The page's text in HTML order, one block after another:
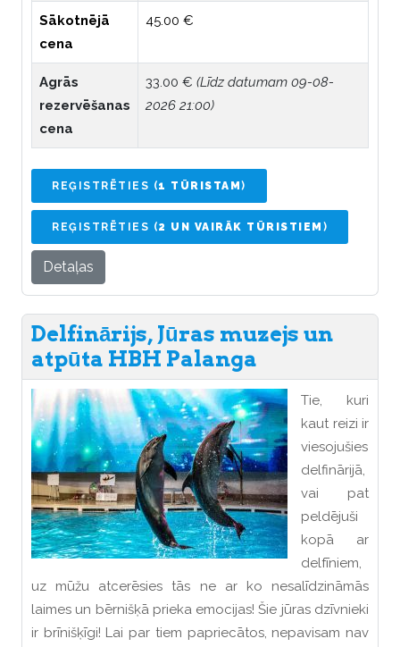
Sākotnējā
cena
45.00 €
Agrās
rezervēšanas
cena
33.00 € (Līdz datumam 09-08-
2026 21:00)
REĢISTRĒTIES (1 TŪRISTAM )
REĢISTRĒTIES (2 UN VAIRĀK TŪRISTIEM )
Detaļas
Delfinārijs, Jūras muzejs un
atpūta HBH Palanga
Tie, kuri
kaut reizi ir
viesojušies
delfinārijā,
vai pat
peldējuši
kopā ar
delfīniem,
uz mūžu atcerēsies tās ne ar ko nesalīdzināmās
laimes un bērnišķā prieka emocijas! Šie jūras dzīvnieki
ir brīnišķīgi! Lai par tiem papriecātos, nepavisam nav